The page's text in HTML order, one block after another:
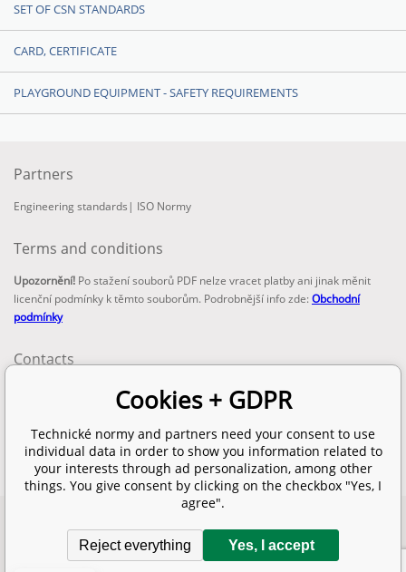
SET OF CSN STANDARDS
CARD, CERTIFICATE
PLAYGROUND EQUIPMENT - SAFETY REQUIREMENTS
Partners
Engineering standards | ISO Normy
Terms and conditions
Upozornění! Po stažení souborů PDF nelze vracet platby ani jinak měnit
licenční podmínky k těmto souborům. Podrobnější info zde:Obchodní
podmínky
Contacts
info@technickenormy.cz
obchod@technickenormy.cz
Telefon:
+420 377 387 684
SITEMAP
Ecommerce solutionsBINARGON.cz
Cookies + GDPR
Technické normy and partners need your consent to use
individual data in order to show you information related to
your interests through ad personalization, among other
things. You give consent by clicking on the checkbox "Yes, I
agree".
Reject everything Yes, I accept